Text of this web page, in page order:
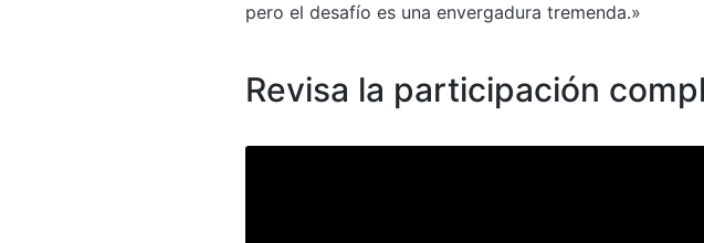
pero el desafío es una envergadura tremenda.»
Revisa la participación